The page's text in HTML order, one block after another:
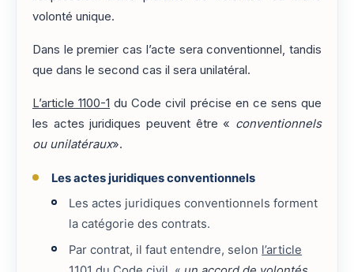
volonté unique.
Dans le premier cas l’acte sera conventionnel, tandis
que dans le second cas il sera unilatéral.
L’article 1100-1 du Code civil précise en ce sens que
les actes juridiques peuvent être « conventionnels
ou unilatéraux».
Les actes juridiques conventionnels
Les actes juridiques conventionnels forment
la catégorie des contrats.
Par contrat, il faut entendre, selon l’article